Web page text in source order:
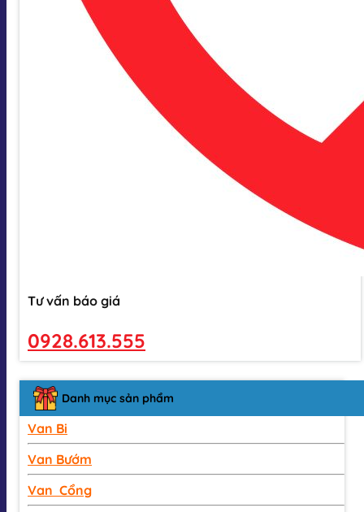
Tư vấn báo giá
0928.613.555
Danh mục sản phẩm
Van Bi
Van Bướm
Van Cổng